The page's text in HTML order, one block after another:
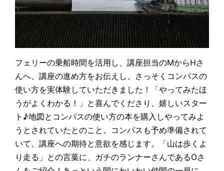
フェリーの乗船時間を活用し、講座担当のMからHさ
んへ、講座の進め方をお伝えし、さっそくコンパスの
使い方を実体験していただきました！「やってみたほ
うがよくわかる！」と喜んでくださり、嬉しいスター
ト♪地図とコンパスの使い方の本を購入しやってみよ
うとされていたとのこと。コンパスも予め準備されて
いて、講座への期待と意欲を感じます。「山は歩くよ
り走る」との言葉に、ガチのランナーさんであるOさ